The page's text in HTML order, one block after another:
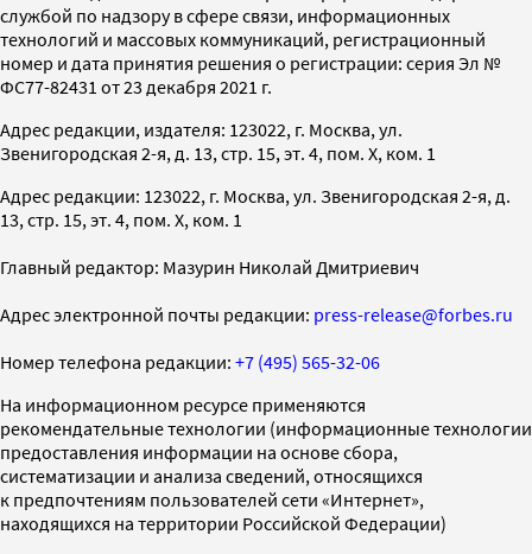
службой по надзору в сфере связи, информационных
технологий и массовых коммуникаций, регистрационный
номер и дата принятия решения о регистрации: серия Эл №
ФС77-82431 от 23 декабря 2021 г.
Адрес редакции, издателя: 123022, г. Москва, ул.
Звенигородская 2-я, д. 13, стр. 15, эт. 4, пом. X, ком. 1
Адрес редакции: 123022, г. Москва, ул. Звенигородская 2-я, д.
13, стр. 15, эт. 4, пом. X, ком. 1
Главный редактор: Мазурин Николай Дмитриевич
Адрес электронной почты редакции: press-release@forbes.ru
Номер телефона редакции: +7 (495) 565-32-06
На информационном ресурсе применяются
рекомендательные технологии (информационные технологии
предоставления информации на основе сбора,
систематизации и анализа сведений, относящихся
к предпочтениям пользователей сети «Интернет»,
находящихся на территории Российской Федерации)